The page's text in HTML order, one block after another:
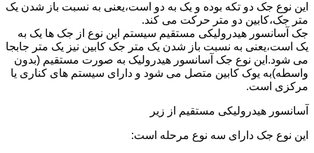
این نوع جک دو تکه بوده و یک به دو است،یعنی به نسبت باز شدن یک
متر جک،کابین دو متر حرکت می کند.
جک آسانسور هیدرولیکی مستقیم سیستم این نوع از جک ها یک به
یک است،یعنی به نسبت باز شدن یک متر جک کابین نیز یک متر جابجا
می شود.این نوع جک آسانسور هیدرولیک به صورت مستقیم (بدون
واسطه)به یوک کابین متصل می شود و دارای سیستم های کناری یا
مرکزی است.
آسانسور هیدرولیکی مستقیم از زیر
این نوع جک دارای سه نوع مرحله است: